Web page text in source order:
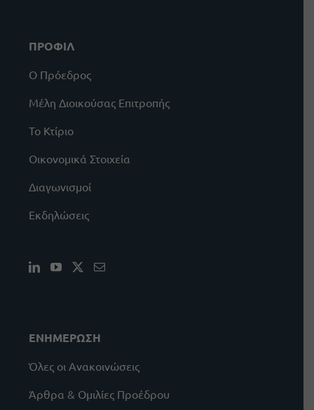
ΠΡΟΦΙΛ
Ο Πρόεδρος
Μέλη Διοικούσας Επιτροπής
Το Κτίριο
Οικονομικά Στοιχεία
Διαγωνισμοί
Εκδηλώσεις
ΕΝΗΜΕΡΩΣΗ
Όλες οι Ανακοινώσεις
Άρθρα & Ομιλίες Προέδρου